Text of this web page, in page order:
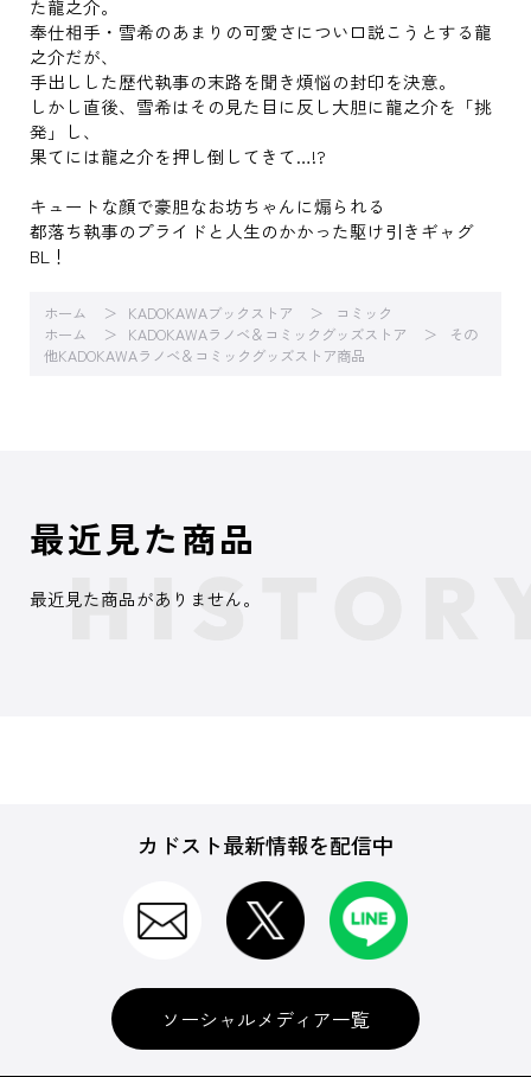
た龍之介。
奉仕相手・雪希のあまりの可愛さについ口説こうとする龍
之介だが、
手出しした歴代執事の末路を聞き煩悩の封印を決意。
しかし直後、雪希はその見た目に反し大胆に龍之介を「挑
発」し、
果てには龍之介を押し倒してきて…!?
キュートな顔で豪胆なお坊ちゃんに煽られる
都落ち執事のプライドと人生のかかった駆け引きギャグ
BL！
ホーム KADOKAWAブックストア
コミック
ホーム
KADOKAWAラノベ＆コミックグッズストア
その
他KADOKAWAラノベ＆コミックグッズストア商品
最近見た商品
最近見た商品がありません。
カドスト最新情報を配信中
ソーシャルメディア一覧